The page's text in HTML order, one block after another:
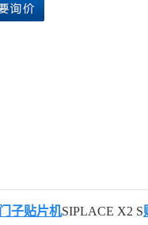
子贴片机SIPLACE X2 S